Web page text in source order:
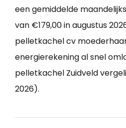
een gemiddelde
van €179,00 in augustus
pelletkachel cv
energierekening al snel
pelletkachel Zuidveld
2026).